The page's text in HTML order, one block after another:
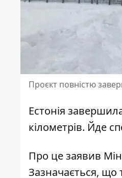
Проєкт повністю
Естонія
кілометрів. Йде
Про це заявив
Зазначається,